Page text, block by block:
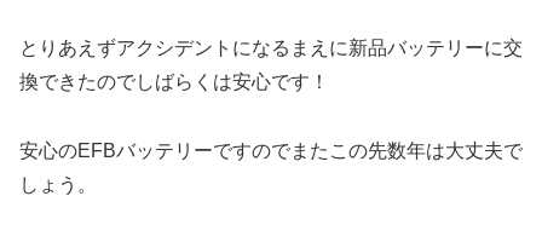
とりあえずアクシデントになるまえに新品バッテリーに交
換できたのでしばらくは安心です！
安心のEFBバッテリーですのでまたこの先数年は大丈夫で
しょう。